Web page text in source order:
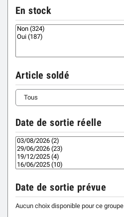
En stock
Article soldé
Date de sortie réelle
Date de sortie prévue
Aucun choix disponible pour ce groupe